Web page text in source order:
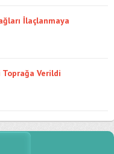
İlaçlanmaya
Toprağa Verildi